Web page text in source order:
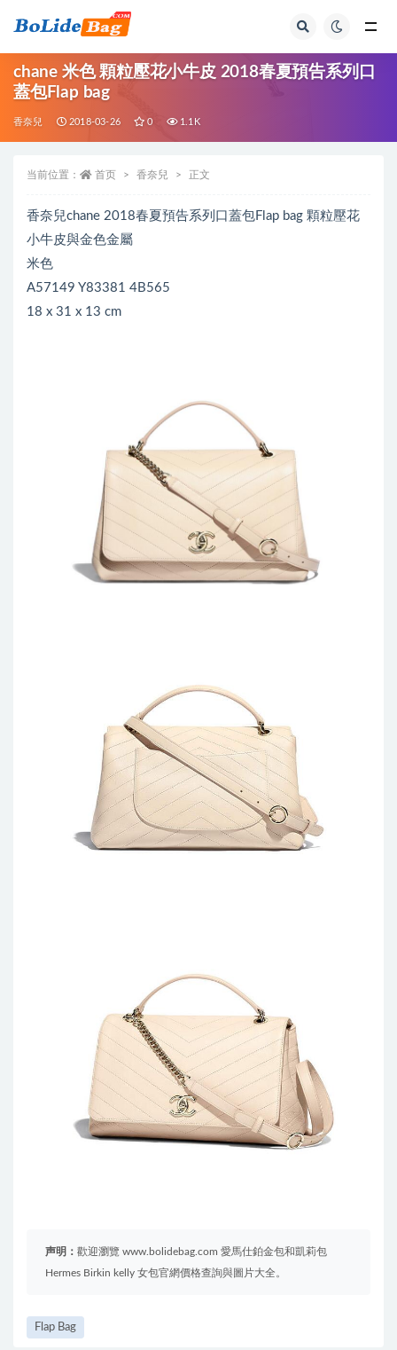
chane 米色 顆粒壓花小牛皮 2018春夏預告系列口
蓋包Flap bag
香奈兒 2018-03-26 0 1.1K
当前位置： 首页 香奈兒 正文
香奈兒chane 2018春夏預告系列口蓋包Flap bag 顆粒壓花
小牛皮與金色金屬
米色
A57149 Y83381 4B565
18 x 31 x 13 cm
声明： 歡迎瀏覽 www.bolidebag.com 愛馬仕鉑金包和凱莉包
Hermes Birkin kelly 女包官網價格查詢與圖片大全。
Flap Bag